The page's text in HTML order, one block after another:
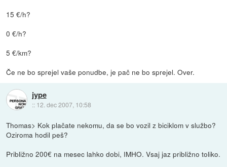
15 €/h?
0 €/h?
5 €/km?
Če ne bo sprejel vaše ponudbe, je pač ne bo sprejel. Over.
jype
:: 12. dec 2007, 10:58
Thomas> Kok plačate nekomu, da se bo vozil z biciklom v službo?
Oziroma hodil peš?
Približno 200€ na mesec lahko dobi, IMHO. Vsaj jaz približno toliko.